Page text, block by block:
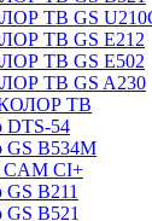
ТВ GS
ТВ GS E212
ТВ GS E502
ТВ GS A230
ТВ
DTS-54
GS B534M
CAM CI+
GS B211
GS B521